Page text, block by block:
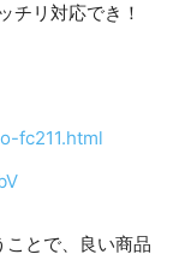
チリ対応でき！
fc211.html
とで、良い商品